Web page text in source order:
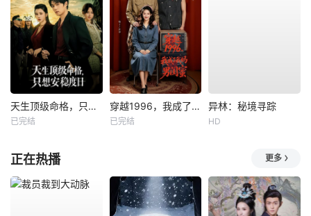
天生顶级命格，只想安稳度日
已完结
穿越1996，我成了我妈男闺蜜
已完结
异林：秘境寻踪
HD
正在热播 更多